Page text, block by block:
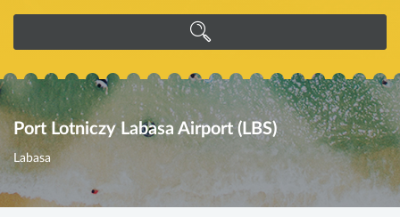
Port Lotniczy Labasa Airport (LBS)
Labasa